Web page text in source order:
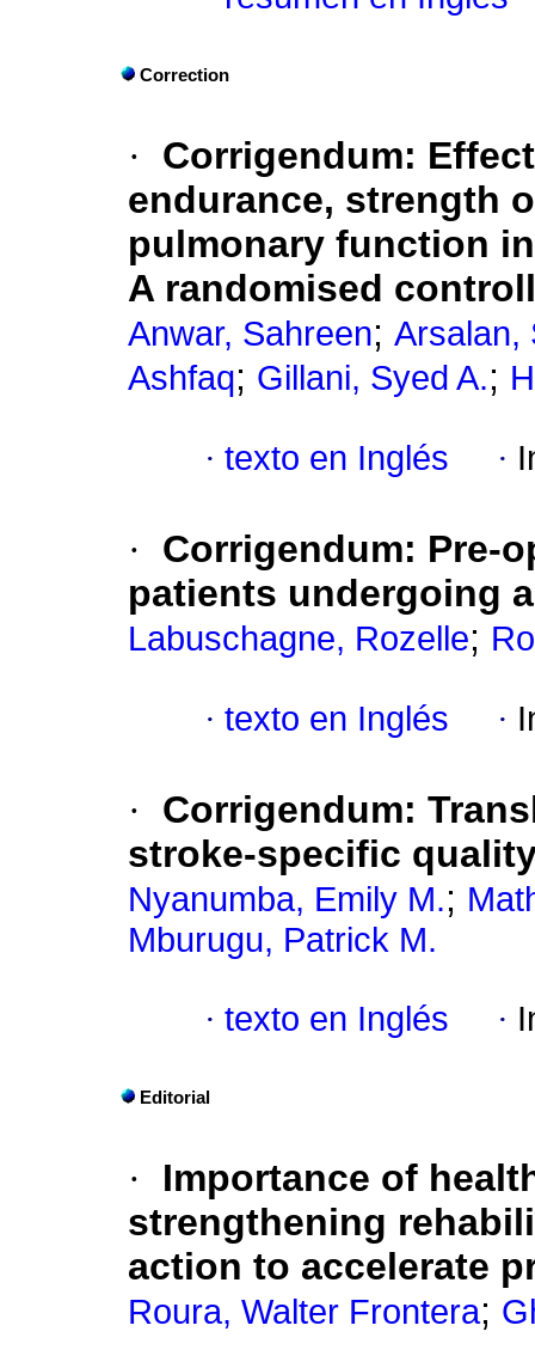
Correction
·
Corrigendum:
endurance, strength
pulmonary function
A randomised
Anwar, Sahreen; Arsalan,
Ashfaq; Gillani, Syed A.;
· texto en Inglés ·
·
Corrigendum: Pre-
patients undergoing
Labuschagne, Rozelle;
· texto en Inglés ·
·
Corrigendum:
stroke-specific
Nyanumba, Emily M.;
Mburugu, Patrick M.
· texto en Inglés ·
Editorial
·
Importance of
strengthening
action to accelerate
Roura, Walter Frontera;